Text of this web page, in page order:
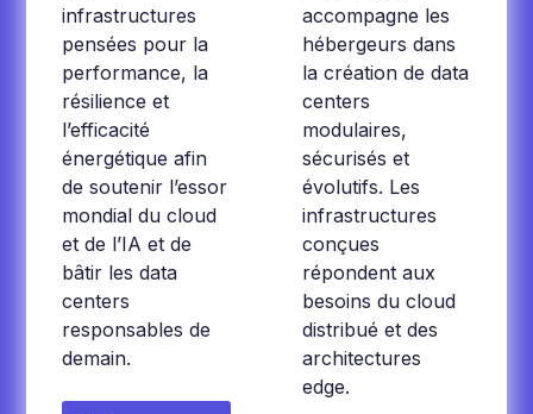
infrastructures
pensées pour la
performance, la
résilience et
l’efficacité
énergétique afin
de soutenir l’essor
mondial du cloud
et de l’IA et de
bâtir les data
centers
responsables de
demain.
accompagne les
hébergeurs dans
la création de data
centers
modulaires,
sécurisés et
évolutifs. Les
infrastructures
conçues
répondent aux
besoins du cloud
distribué et des
architectures
edge.